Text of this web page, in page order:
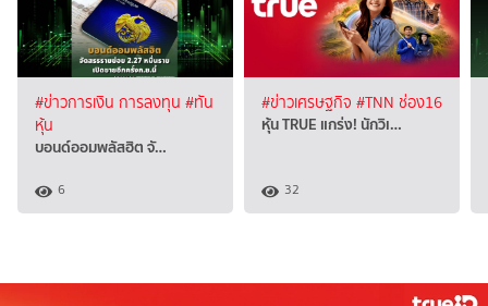
#ข่าวการเงิน การลงทุน #ทัน
หุ้น
บอนด์ออมพลัสฮิต จั…
6
#ข่าวเศรษฐกิจ #TNN ช่อง16
หุ้น TRUE แกร่ง! นักวิเ…
32